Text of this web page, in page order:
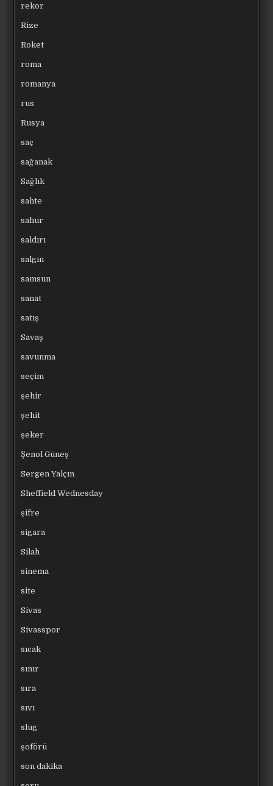
rekor
Rize
Roket
roma
romanya
rus
Rusya
saç
sağanak
Sağlık
sahte
sahur
saldırı
salgın
samsun
sanat
satış
Savaş
savunma
seçim
şehir
şehit
şeker
Şenol Güneş
Sergen Yalçın
Sheffield Wednesday
şifre
sigara
Silah
sinema
site
Sivas
Sivasspor
sıcak
sınır
sıra
sıvı
slug
şoförü
son dakika